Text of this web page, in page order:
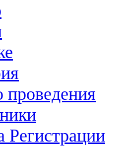
Регистрации